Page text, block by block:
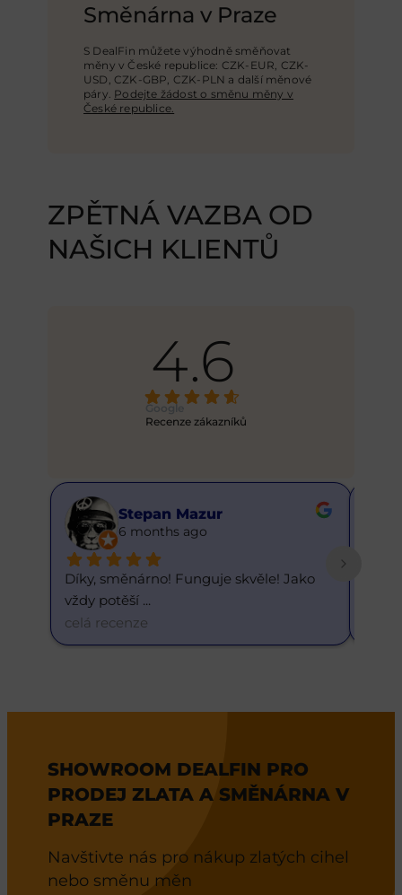
Směnárna v Praze
S DealFin můžete výhodně směňovat
měny v České republice: CZK-EUR, CZK-
USD, CZK-GBP , CZK-PLN a další měnové
páry. Podejte žádost o směnu měny v
České republice.
ZPĚTNÁ VAZBA OD
NAŠICH KLIENTŮ
4.6
Google
Recenze zákazníků
Stepan Mazur
6 months ago
Díky, směnárno! Funguje skvěle! Jako
vždy potěší ...
celá recenze
SHOWROOM DEALFIN PRO
PRODEJ ZLATA A SMĚNÁRNA V
PRAZE
Navštivte nás pro nákup zlatých cihel
nebo směnu měn